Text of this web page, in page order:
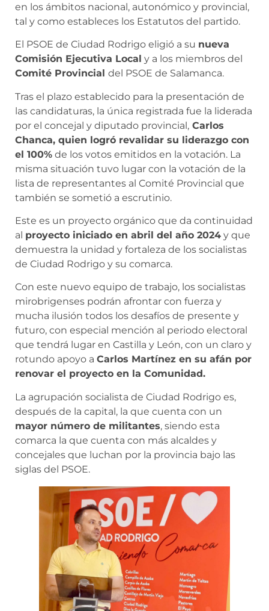
en los ámbitos nacional, autonómico y provincial,
tal y como estableces los Estatutos del partido.
El PSOE de Ciudad Rodrigo eligió a su nueva
Comisión Ejecutiva Local y a los miembros del
Comité Provincial del PSOE de Salamanca.
Tras el plazo establecido para la presentación de
las candidaturas, la única registrada fue la liderada
por el concejal y diputado provincial, Carlos
Chanca, quien logró revalidar su liderazgo con
el 100% de los votos emitidos en la votación. La
misma situación tuvo lugar con la votación de la
lista de representantes al Comité Provincial que
también se sometió a escrutinio.
Este es un proyecto orgánico que da continuidad
al proyecto iniciado en abril del año 2024 y que
demuestra la unidad y fortaleza de los socialistas
de Ciudad Rodrigo y su comarca.
Con este nuevo equipo de trabajo, los socialistas
mirobrigenses podrán afrontar con fuerza y
mucha ilusión todos los desafíos de presente y
futuro, con especial mención al periodo electoral
que tendrá lugar en Castilla y León, con un claro y
rotundo apoyo a Carlos Martínez en su afán por
renovar el proyecto en la Comunidad.
La agrupación socialista de Ciudad Rodrigo es,
después de la capital, la que cuenta con un
mayor número de militantes, siendo esta
comarca la que cuenta con más alcaldes y
concejales que luchan por la provincia bajo las
siglas del PSOE.